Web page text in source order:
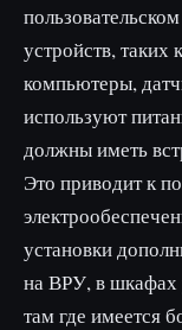
устройств, таких
компьютеры,
используют
должны иметь
Это приводит к
установки
на ВРУ, в шкафах
там где имеется